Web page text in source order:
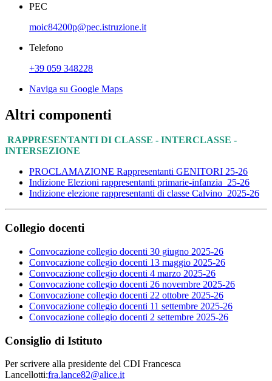
PEC
moic84200p@pec.istruzione.it
Telefono
+39 059 348228
Naviga su Google Maps
Altri componenti
RAPPRESENTANTI DI CLASSE - INTERCLASSE -
INTERSEZIONE
PROCLAMAZIONE Rappresentanti GENITORI 25-26
Indizione Elezioni rappresentanti primarie-infanzia_25-26
Indizione elezione rappresentanti di classe Calvino_2025-26
Collegio docenti
Convocazione collegio docenti 30 giugno 2025-26
Convocazione collegio docenti 13 maggio 2025-26
Convocazione collegio docenti 4 marzo 2025-26
Convocazione collegio docenti 26 novembre 2025-26
Convocazione collegio docenti 22 ottobre 2025-26
Convocazione collegio docenti 11 settembre 2025-26
Convocazione collegio docenti 2 settembre 2025-26
Consiglio di Istituto
Per scrivere alla presidente del CDI Francesca
Lancellotti:fra.lance82@alice.it